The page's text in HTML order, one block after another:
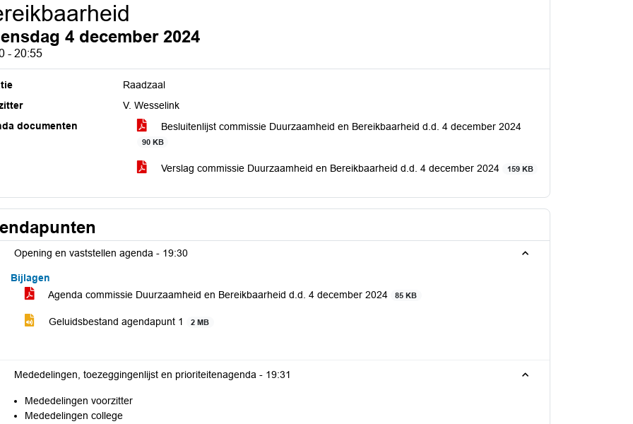
4 december 2024
- 20:55
Raadzaal
V. Wesselink
documenten
Besluitenlijst commissie Duurzaamheid en Bereikbaarheid d.d. 4 december 2024
90 KB
Verslag commissie Duurzaamheid en Bereikbaarheid d.d. 4 december 2024 159 KB
Opening en vaststellen agenda - 19:30
Bijlagen
Agenda commissie Duurzaamheid en Bereikbaarheid d.d. 4 december 2024
85 KB
Geluidsbestand agendapunt 1 2 MB
Mededelingen, toezeggingenlijst en prioriteitenagenda - 19:31
Mededelingen voorzitter
Mededelingen college